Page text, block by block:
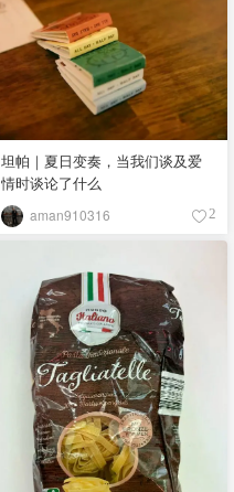
坦帕｜夏日变奏，当我们谈及爱
情时谈论了什么
aman910316 2